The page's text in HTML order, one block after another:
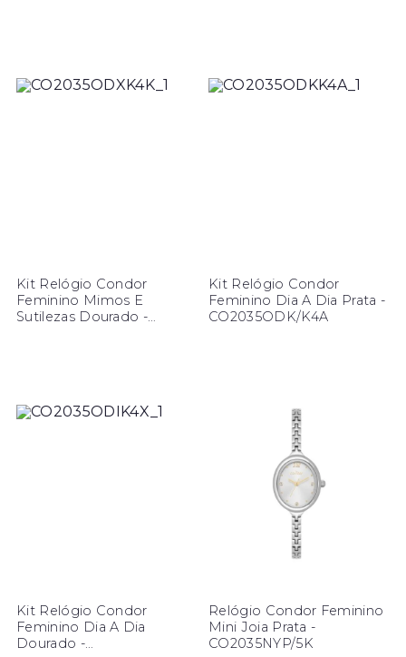
Kit Relógio Condor
Feminino Mimos E
Sutilezas Dourado -
Kit Relógio Condor
Feminino Dia A Dia Prata -
CO2035ODK/K4A
Kit Relógio Condor
Feminino Dia A Dia
Dourado -
Relógio Condor Feminino
Mini Joia Prata -
CO2035NYP/5K